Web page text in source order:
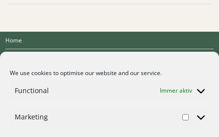
We use cookies to optimise our website and our service.
Functional Immer aktiv
Marketing
Home
Suche
Sitemap